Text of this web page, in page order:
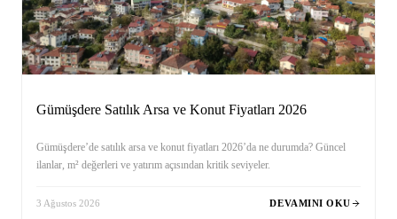
Gümüşdere Satılık Arsa ve Konut Fiyatları 2026
Gümüşdere’de satılık arsa ve konut fiyatları 2026’da ne durumda? Güncel
ilanlar, m² değerleri ve yatırım açısından kritik seviyeler.
3 Ağustos 2026 DEVAMINI OKU